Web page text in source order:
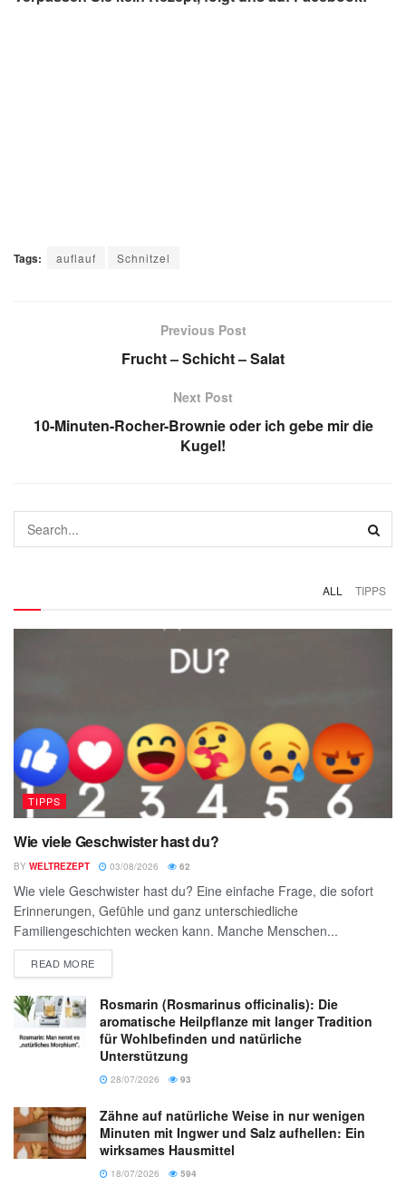
Tags: auflauf Schnitzel
Previous Post
Frucht – Schicht – Salat
Next Post
10-Minuten-Rocher-Brownie oder ich gebe mir die
Kugel!
ALL TIPPS
TIPPS
Wie viele Geschwister hast du?
BY WELTREZEPT 03/08/2026 62
Wie viele Geschwister hast du? Eine einfache Frage, die sofort
Erinnerungen, Gefühle und ganz unterschiedliche
Familiengeschichten wecken kann. Manche Menschen...
READ MORE
Rosmarin (Rosmarinus officinalis): Die
aromatische Heilpflanze mit langer Tradition
für Wohlbefinden und natürliche
Unterstützung
28/07/2026 93
Zähne auf natürliche Weise in nur wenigen
Minuten mit Ingwer und Salz aufhellen: Ein
wirksames Hausmittel
18/07/2026 594